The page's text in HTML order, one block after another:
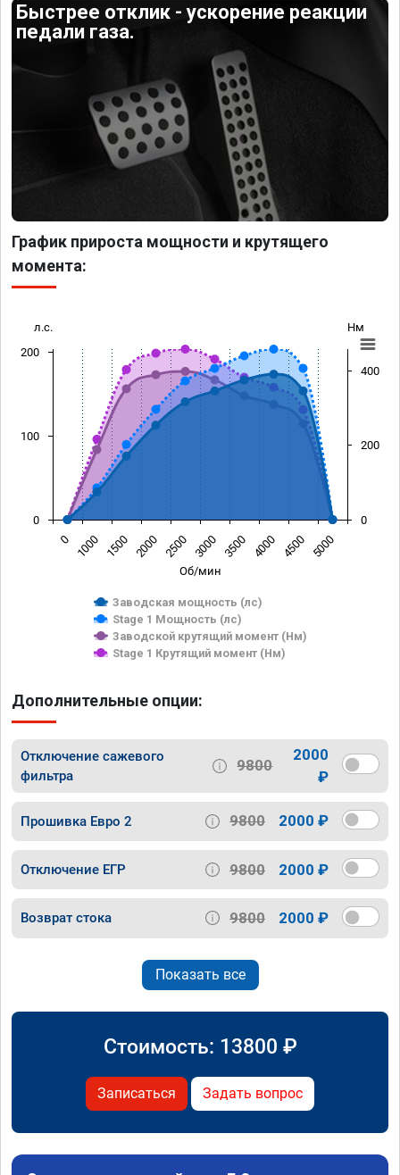
Быстрее отклик - ускорение реакции
педали газа.
График прироста мощности и крутящего
момента:
Об/мин
л.с. Нм
Заводская мощность (лс)
Stage 1 Мощность (лс)
Заводской крутящий момент (Нм)
Stage 1 Крутящий момент (Нм)
0 1000 1500 2000 2500 3000 3500 4000 4500 5000
0
100
200
0
200
400
Дополнительные опции:
Отключение сажевого
фильтра
9800
2000
₽
Прошивка Евро 2 9800 2000 ₽
Отключение ЕГР 9800 2000 ₽
Возврат стока 9800 2000 ₽
Показать все
Стоимость: 13800 ₽
Записаться Задать вопрос